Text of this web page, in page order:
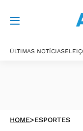
ÚLTIMAS NOTÍCIAS
HOME>ESPORTES